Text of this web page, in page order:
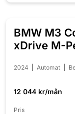
BMW M3
xDrive M-
2024 Automat
12 044 kr/mån
Pris